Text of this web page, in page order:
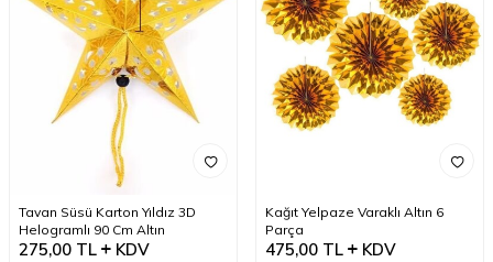
Tavan Süsü Karton Yıldız 3D
Helogramlı 90 Cm Altın
275,00 TL KDV
Kağıt Yelpaze Varaklı Altın 6
Parça
475,00 TL KDV